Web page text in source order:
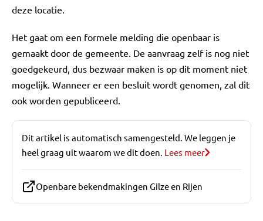
deze locatie.
Het gaat om een formele melding die openbaar is
gemaakt door de gemeente. De aanvraag zelf is nog niet
goedgekeurd, dus bezwaar maken is op dit moment niet
mogelijk. Wanneer er een besluit wordt genomen, zal dit
ook worden gepubliceerd.
Dit artikel is automatisch samengesteld. We leggen je
heel graag uit waarom we dit doen. Lees meer
Openbare bekendmakingen Gilze en Rijen